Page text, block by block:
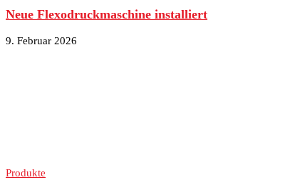
Neue Flexodruckmaschine installiert
9. Februar 2026
Produkte